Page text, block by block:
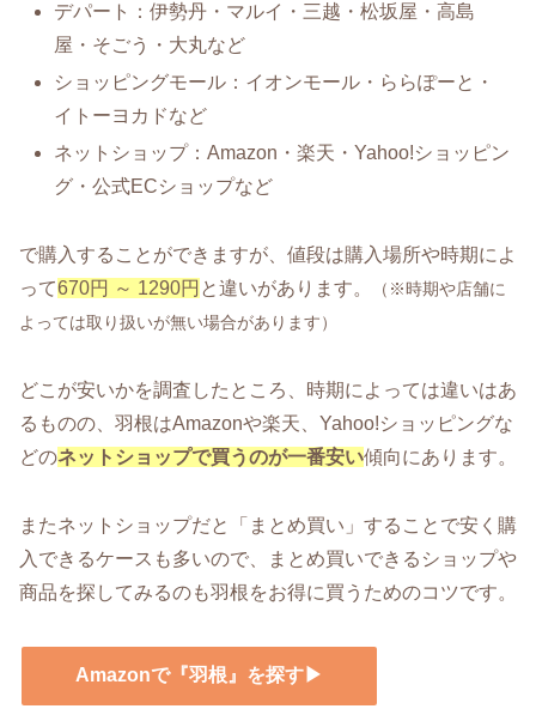
デパート：伊勢丹・マルイ・三越・松坂屋・高島
屋・そごう・大丸など
ショッピングモール：イオンモール・ららぽーと・
イトーヨカドなど
ネットショップ：Amazon・楽天・Yahoo!ショッピン
グ・公式ECショップなど
で購入することができますが、値段は購入場所や時期によ
って670円 ～ 1290円 と違いがあります。
（※時期や店舗に
よっては取り扱いが無い場合があります）
どこが安いかを調査したところ、時期によっては違いはあ
るものの、羽根はAmazonや楽天、Yahoo!ショッピングな
どのネットショップで買うのが一番安い傾向にあります。
またネットショップだと「まとめ買い」することで安く購
入できるケースも多いので、まとめ買いできるショップや
商品を探してみるのも羽根をお得に買うためのコツです。
Amazonで『羽根』を探す▶